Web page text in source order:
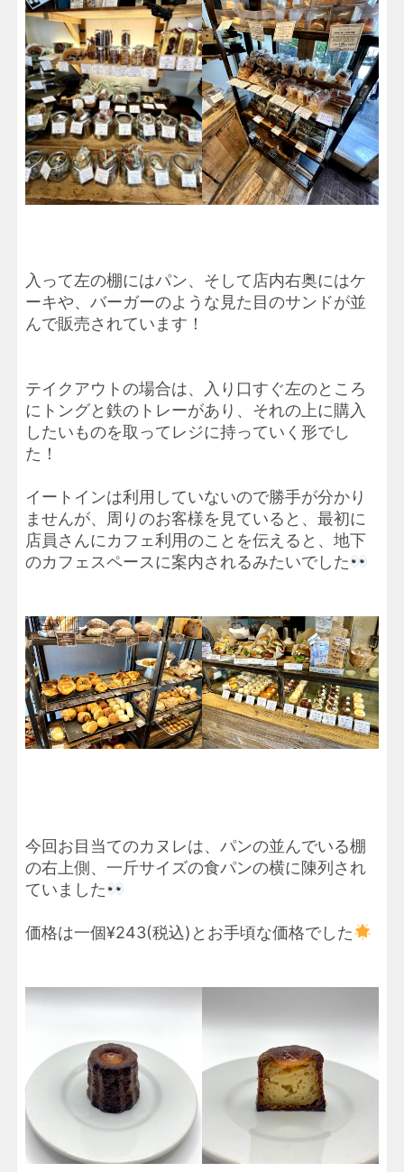
入って左の棚にはパン、そして店内右奥にはケ
ーキや、バーガーのような見た目のサンドが並
んで販売されています！
テイクアウトの場合は、入り口すぐ左のところ
にトングと鉄のトレーがあり、それの上に購入
したいものを取ってレジに持っていく形でし
た！
イートインは利用していないので勝手が分かり
ませんが、周りのお客様を見ていると、最初に
店員さんにカフェ利用のことを伝えると、地下
のカフェスペースに案内されるみたいでした
今回お目当てのカヌレは、パンの並んでいる棚
の右上側、一斤サイズの食パンの横に陳列され
ていました
価格は一個¥243(税込)とお手頃な価格でした